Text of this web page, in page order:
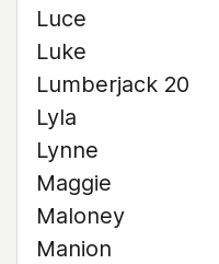
Luce
Luke
Lumberjack 20
Lyla
Lynne
Maggie
Maloney
Manion